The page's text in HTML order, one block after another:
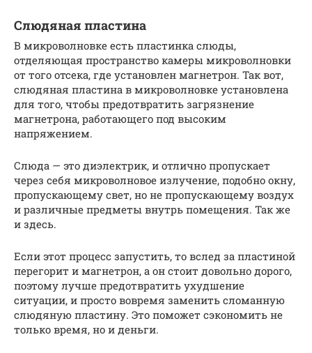
Слюдяная пластина
В микроволновке есть пластинка слюды,
отделяющая пространство камеры микроволновки
от того отсека, где установлен магнетрон. Так вот,
слюдяная пластина в микроволновке установлена
для того, чтобы предотвратить загрязнение
магнетрона, работающего под высоким
напряжением.
Слюда — это диэлектрик, и отлично пропускает
через себя микроволновое излучение, подобно окну,
пропускающему свет, но не пропускающему воздух
и различные предметы внутрь помещения. Так же
и здесь.
Если этот процесс запустить, то вслед за пластиной
перегорит и магнетрон, а он стоит довольно дорого,
поэтому лучше предотвратить ухудшение
ситуации, и просто вовремя заменить сломанную
слюдяную пластину. Это поможет сэкономить не
только время, но и деньги.